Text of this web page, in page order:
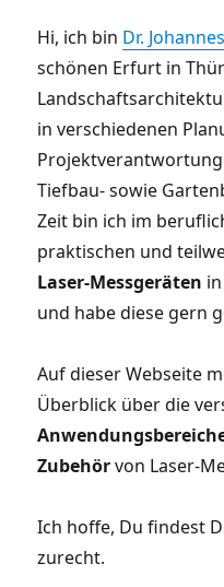
Hi, ich bin Dr.
schönen Erfurt in
in verschiedenen
Tiefbau- sowie
Zeit bin ich im
praktischen und
Laser-Messgeräten
und habe diese gern
Auf dieser Webseite
Überblick über die
Zubehörvon Laser-
Ich hoffe, Du findest
zurecht.